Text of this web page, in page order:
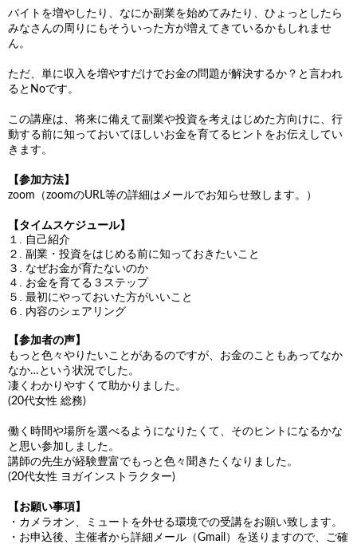
バイトを増やしたり、なにか副業を始めてみたり、ひょっとしたら
みなさんの周りにもそういった方が増えてきているかもしれませ
ん。
ただ、単に収入を増やすだけでお金の問題が解決するか？と言われ
るとNoです。
この講座は、将来に備えて副業や投資を考えはじめた方向けに、行
動する前に知っておいてほしいお金を育てるヒントをお伝えしてい
きます。
【参加方法】
zoom（zoomのURL等の詳細はメールでお知らせ致します。）
【タイムスケジュール】
１. 自己紹介
２. 副業・投資をはじめる前に知っておきたいこと
３. なぜお金が育たないのか
４. お金を育てる３ステップ
５. 最初にやっておいた方がいいこと
６. 内容のシェアリング
【参加者の声】
もっと色々やりたいことがあるのですが、お金のこともあってなか
なか…という状況でした。
凄くわかりやすくて助かりました。
(20代女性 総務)
働く時間や場所を選べるようになりたくて、そのヒントになるかな
と思い参加しました。
講師の先生が経験豊富でもっと色々聞きたくなりました。
(20代女性 ヨガインストラクター)
【お願い事項】
・カメラオン、ミュートを外せる環境での受講をお願い致します。
・お申込後、主催者から詳細メール（Gmail）を送りますので、ご確